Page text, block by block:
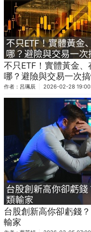
不只ETF！實體黃金
哪？避險與交易一次
作者： 呂珮辰 2026-02-28
台股創新高你卻虧錢
輸家